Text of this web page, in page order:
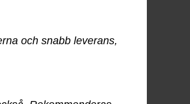
och snabb leverans,